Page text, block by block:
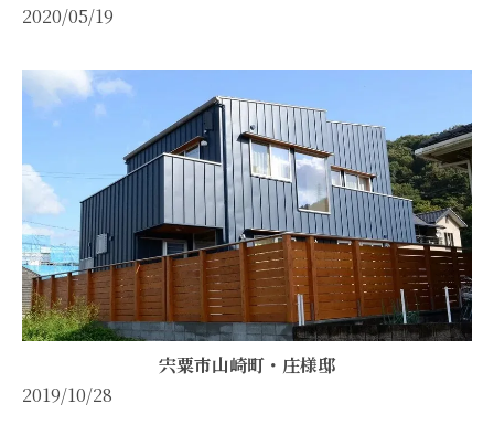
2020/05/19
宍粟市山崎町・庄様邸
2019/10/28